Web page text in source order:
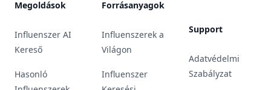
Megoldások
Influenszer AI
Kereső
Hasonló
Forrásanyagok
Influenszerek a
Világon
Influenszer
Support
Adatvédelmi
Szabályzat